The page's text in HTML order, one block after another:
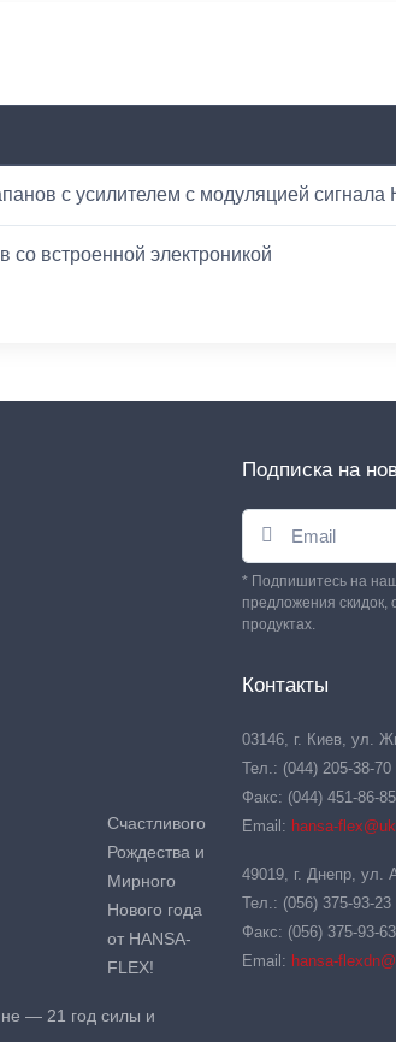
с усилителем с модуляцией сигнала
со встроенной электроникой
Счастливого
Рождества и
Мирного
Нового года
от HANSA-
FLEX!
— 21 год силы и
Подписка на
* Подпишитесь на
предложения
продуктах.
Контакты
03146, г. Киев, ул.
Тел.: (044) 205-38-70
Факс: (044) 451-86-85
Email: hansa-
49019, г. Днепр, ул.
Тел.: (056) 375-93-23
Факс: (056) 375-93-63
Email: hansa-